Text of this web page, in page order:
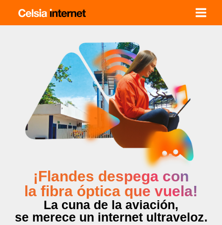
contenido
¡Flandes despega con
la fibra óptica que vuela!
La cuna de la aviación,
se merece un internet ultraveloz.